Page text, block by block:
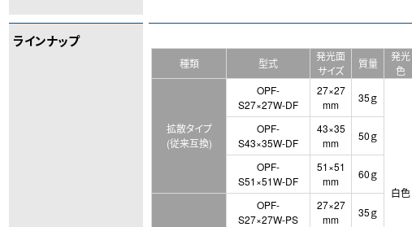
ラインナップ
種類 型式
発光面
サイズ
質量
発光
色
拡散タイプ
(従来互換)
OPF-
S27×27W-DF
27×27
mm
35ｇ
白色
OPF-
S43×35W-DF
43×35
mm
50ｇ
OPF-
S51×51W-DF
51×51
mm
60ｇ
OPF-
S27×27W-PS
27×27
mm
35ｇ